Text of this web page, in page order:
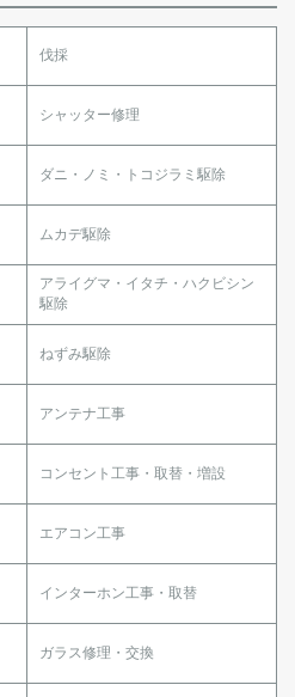
伐採
シャッター修理
ダニ・ノミ・トコジラミ駆除
ムカデ駆除
アライグマ・イタチ・ハクビシン
駆除
ねずみ駆除
アンテナ工事
コンセント工事・取替・増設
エアコン工事
インターホン工事・取替
ガラス修理・交換